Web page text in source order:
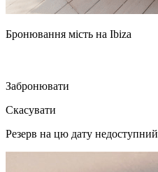
Бронювання мість на Ibiza
Забронювати
Скасувати
Резерв на цю дату недоступний